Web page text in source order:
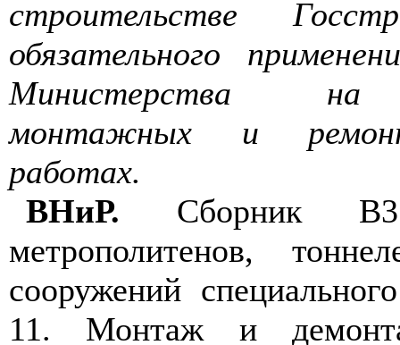
строительстве
обязательного
Министерства на
монтажных и
работах.
ВНиР. Сборник В3.
метрополитенов,
сооружений
11. Монтаж и